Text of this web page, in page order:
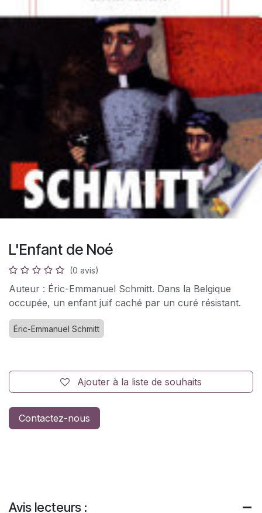
L'Enfant de Noé
(0 avis)
Auteur : Éric-Emmanuel Schmitt. Dans la Belgique
occupée, un enfant juif caché par un curé résistant.
Éric-Emmanuel Schmitt
Ajouter à la liste de souhaits
Contactez-nous
Avis lecteurs :